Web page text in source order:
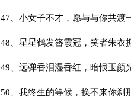
47、小女子不才，愿与与你共渡
48、星星鹤发簪霞冠，笑者朱衣
49、远弹香泪湿香红，暗恨玉颜
50、我终生的等候，换不来你刹